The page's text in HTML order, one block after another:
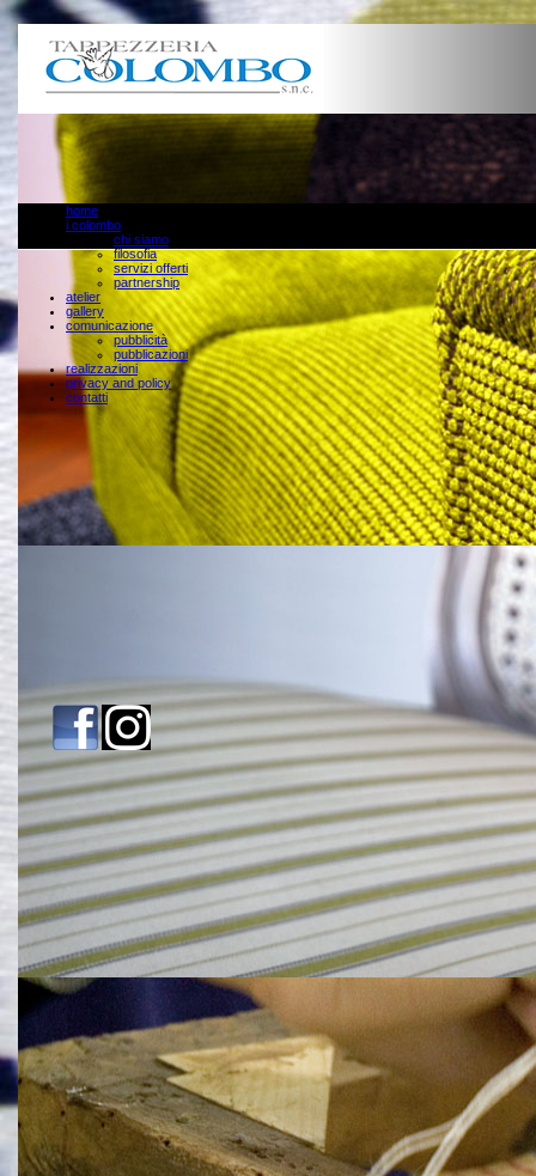
home
i colombo
chi siamo
filosofia
servizi offerti
partnership
atelier
gallery
comunicazione
pubblicità
pubblicazioni
realizzazioni
privacy and policy
contatti
Da oltre 60 anni produciamo tendaggi ed imbottiti con innovazione e maestria